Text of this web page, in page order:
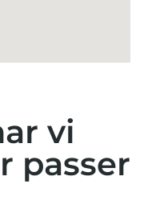
vi
passer